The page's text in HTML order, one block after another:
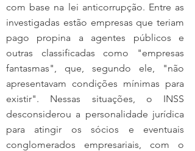
com base na lei anticorrupção. Entre as
investigadas estão empresas que teriam
pago propina a agentes públicos e
outras classificadas como "empresas
fantasmas", que, segundo ele, "não
apresentavam condições mínimas para
existir". Nessas situações, o INSS
desconsiderou a personalidade jurídica
para atingir os sócios e eventuais
conglomerados empresariais, com o